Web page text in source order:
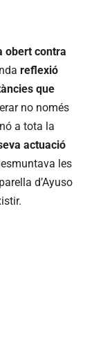
obert contra
reflexió
que
no només
a tota la
actuació
les
d’Ayuso